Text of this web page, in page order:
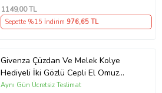
1149,00 TL
Sepette %15 İndirim 976,65 TL
Givenza Çüzdan Ve Melek Kolye
Hediyeli İki Gözlü Cepli El Omuz
Çanta (Krem)
Aynı Gün Ücretsiz Teslimat